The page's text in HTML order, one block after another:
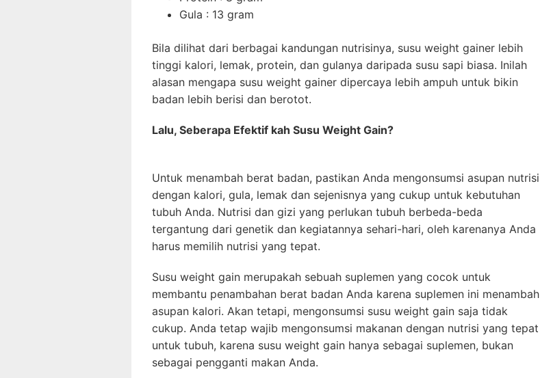
Gula : 13 gram
Bila dilihat dari berbagai kandungan nutrisinya, susu weight gainer lebih
tinggi kalori, lemak, protein, dan gulanya daripada susu sapi biasa. Inilah
alasan mengapa susu weight gainer dipercaya lebih ampuh untuk bikin
badan lebih berisi dan berotot.
Lalu, Seberapa Efektif kah Susu Weight Gain?
Untuk menambah berat badan, pastikan Anda mengonsumsi asupan nutrisi
dengan kalori, gula, lemak dan sejenisnya yang cukup untuk kebutuhan
tubuh Anda. Nutrisi dan gizi yang perlukan tubuh berbeda-beda
tergantung dari genetik dan kegiatannya sehari-hari, oleh karenanya Anda
harus memilih nutrisi yang tepat.
Susu weight gain merupakah sebuah suplemen yang cocok untuk
membantu penambahan berat badan Anda karena suplemen ini menambah
asupan kalori. Akan tetapi, mengonsumsi susu weight gain saja tidak
cukup. Anda tetap wajib mengonsumsi makanan dengan nutrisi yang tepat
untuk tubuh, karena susu weight gain hanya sebagai suplemen, bukan
sebagai pengganti makan Anda.